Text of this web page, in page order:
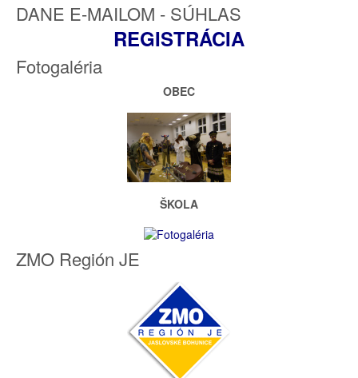
DANE E-MAILOM - SÚHLAS
REGISTRÁCIA
Fotogaléria
OBEC
ŠKOLA
ZMO Región JE